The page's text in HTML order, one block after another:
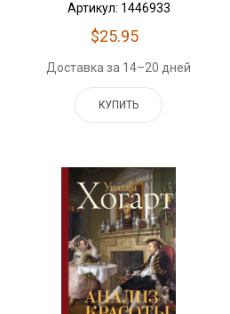
Артикул: 1446933
$25.95
Доставка за 14–20 дней
КУПИТЬ